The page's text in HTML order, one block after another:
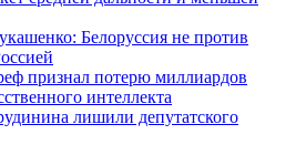
Белоруссия не против
признал потерю миллиардов
интеллекта
лишили депутатского